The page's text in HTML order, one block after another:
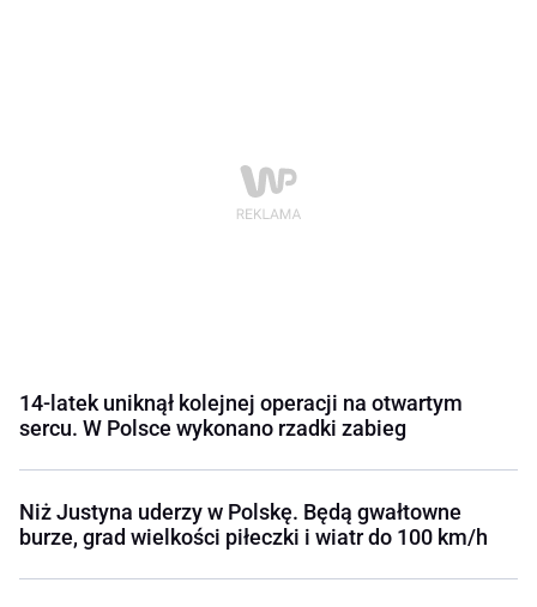
14-latek uniknął kolejnej operacji na otwartym
sercu. W Polsce wykonano rzadki zabieg
Niż Justyna uderzy w Polskę. Będą gwałtowne
burze, grad wielkości piłeczki i wiatr do 100 km/h